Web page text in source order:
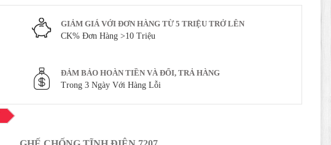
GIẢM GIÁ VỚI ĐƠN HÀNG TỪ 5 TRIỆU TRỞ LÊN
CK% Đơn Hàng >10 Triệu
ĐẢM BẢO HOÀN TIỀN VÀ ĐỔI, TRẢ HÀNG
Trong 3 Ngày Với Hàng Lỗi